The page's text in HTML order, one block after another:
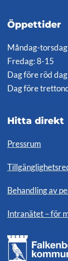
Öppettider
Måndag-
Fredag: 8-15
Dag före röd
Dag före
Hitta direkt
Pressrum
Behandling av
Intranätet – för